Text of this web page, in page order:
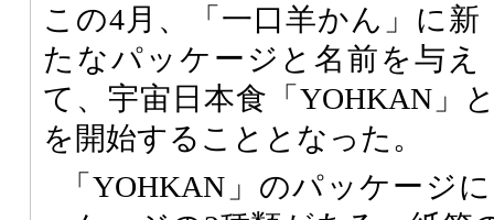
この4月、「一口羊かん」に新
たなパッケージと名前を与え
て、宇宙日本食「YOHKAN」
を開始することとなった。
「YOHKAN」のパッケージ